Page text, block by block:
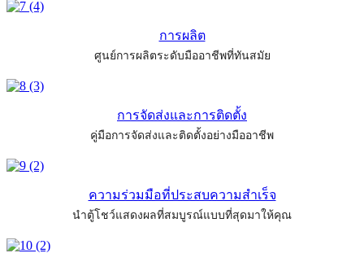
การผลิต
ศูนย์การผลิตระดับมืออาชีพที่ทันสมัย
การจัดส่งและการติดตั้ง
คู่มือการจัดส่งและติดตั้งอย่างมืออาชีพ
ความร่วมมือที่ประสบความสำเร็จ
นำตู้โชว์แสดงผลที่สมบูรณ์แบบที่สุดมาให้คุณ